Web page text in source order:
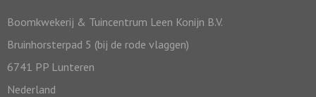
Boomkwekerij & Tuincentrum Leen Konijn B.V.
Bruinhorsterpad 5 (bij de rode vlaggen)
6741 PP Lunteren
Nederland